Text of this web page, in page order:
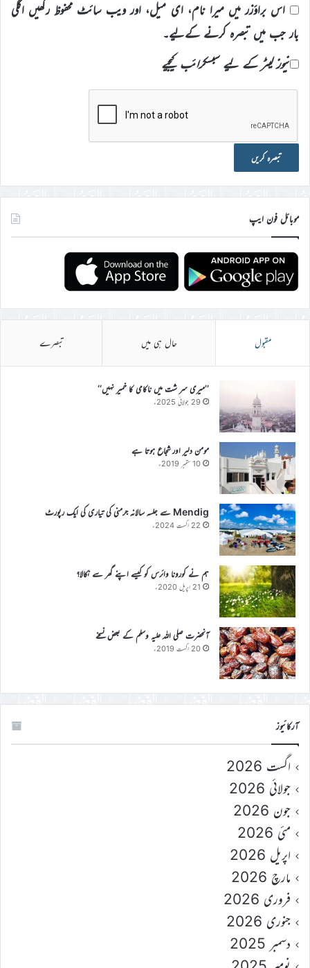
اس براؤزر میں میرا نام، ای میل، اور ویب سائٹ محفوظ رکھیں اگلی
بار جب میں تبصرہ کرنے کےلیے۔
نیوز لیٹر کے لیے سبسکرائب کیجیے
موبائل فون ایپ
مقبول حال ہی میں تبصرے
’’میری سر شت میں ناکامی کا خمیر نہیں‘‘
29 جولائی 2025ء
مومن دلیر اور شجاع ہوتا ہے
10 ستمبر 2019ء
Mendig سے جلسہ سالانہ جرمنی کی تیاری کی ایک رپورٹ
22 اگست 2024ء
ہم نے کورونا وائرس کو کیسے اپنے گھر سے نکالا؟
21 اپریل 2020ء
آنحضرت صلی اللہ علیہ وسلم کے بعض نسخے
20 اگست 2019ء
آرکائیوز
اگست 2026
جولائی 2026
جون 2026
مئی 2026
اپریل 2026
مارچ 2026
فروری 2026
جنوری 2026
دسمبر 2025